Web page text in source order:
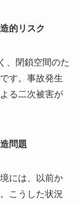
的リスク
、閉鎖空間のた
す。事故発生
る二次被害が
問題
には、以前か
こうした状況